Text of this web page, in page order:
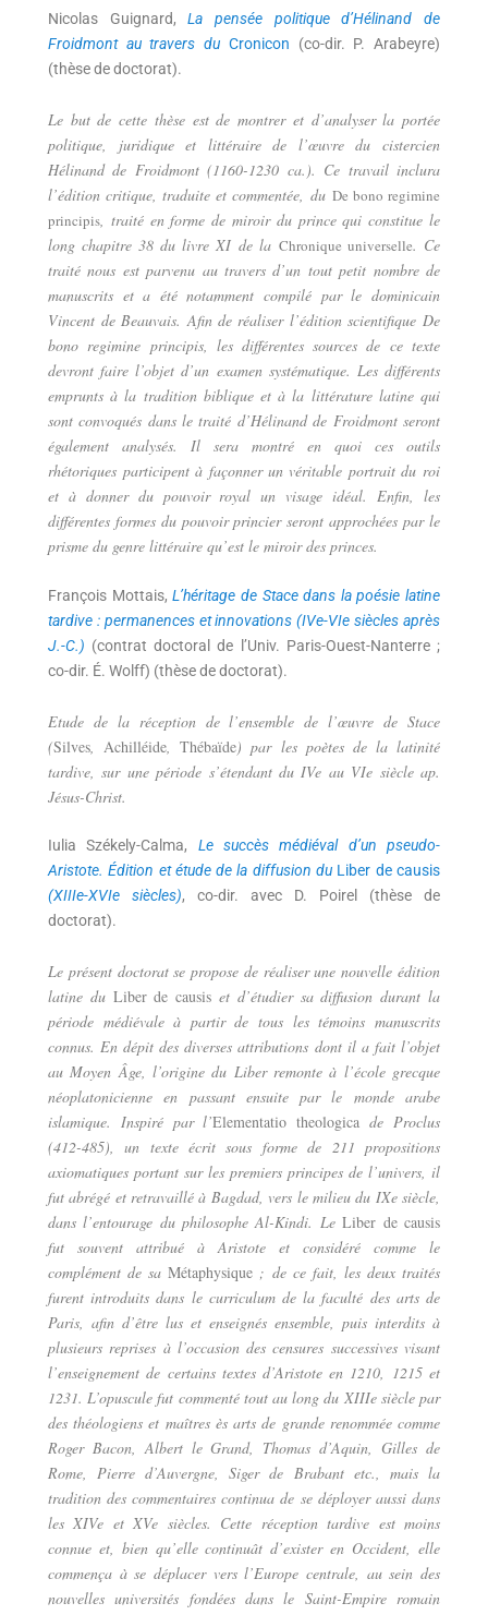
Nicolas Guignard,La pensée politique d’Hélinand de
Froidmont au travers du Cronicon (co-dir. P. Arabeyre)
(thèse de doctorat).
Le but de cette thèse est de montrer et d’analyser la portée
politique, juridique et littéraire de l’œuvre du cistercien
Hélinand de Froidmont (1160-1230 ca.). Ce travail inclura
l’édition critique, traduite et commentée, du De bono regimine
principis, traité en forme de miroir du prince qui constitue le
long chapitre 38 du livre XI de la Chronique universelle. Ce
traité nous est parvenu au travers d’un tout petit nombre de
manuscrits et a été notamment compilé par le dominicain
Vincent de Beauvais. Afin de réaliser l’édition scientifique De
bono regimine principis, les différentes sources de ce texte
devront faire l’objet d’un examen systématique. Les différents
emprunts à la tradition biblique et à la littérature latine qui
sont convoqués dans le traité d’Hélinand de Froidmont seront
également analysés. Il sera montré en quoi ces outils
rhétoriques participent à façonner un véritable portrait du roi
et à donner du pouvoir royal un visage idéal. Enfin, les
différentes formes du pouvoir princier seront approchées par le
prisme du genre littéraire qu’est le miroir des princes.
François Mottais,L’héritage de Stace dans la poésie latine
tardive : permanences et innovations (IVe-VIe siècles après
J.-C.) (contrat doctoral de l’Univ. Paris-Ouest-Nanterre ;
co-dir. É. Wolff) (thèse de doctorat).
Etude de la réception de l’ensemble de l’œuvre de Stace
(Silves Achilléide ,Thébaïde) par les poètes de la latinité
tardive, sur une période s’étendant du IVe au VIe siècle ap.
Jésus-Christ.
Iulia Székely-Calma, Le succès médiéval d’un pseudo-
Aristote. Édition et étude de la diffusion du Liber de causis
(XIIIe-XVIe siècles), co-dir. avec D. Poirel (thèse de
doctorat).
Le présent doctorat se propose de réaliser une nouvelle édition
latine du Liber de causis et d’étudier sa diffusion durant la
période médiévale à partir de tous les témoins manuscrits
connus. En dépit des diverses attributions dont il a fait l’objet
au Moyen Âge, l’origine du Liber remonte à l’école grecque
néoplatonicienne en passant ensuite par le monde arabe
islamique. Inspiré par l’Elementatio theologica de Proclus
(412-485), un texte écrit sous forme de 211 propositions
axiomatiques portant sur les premiers principes de l’univers, il
fut abrégé et retravaillé à Bagdad, vers le milieu du IXe siècle,
dans l’entourage du philosophe Al-Kindi. LeLiber de causis
fut souvent attribué à Aristote et considéré comme le
complément de saMétaphysique ; de ce fait, les deux traités
furent introduits dans le curriculum de la faculté des arts de
Paris, afin d’être lus et enseignés ensemble, puis interdits à
plusieurs reprises à l’occasion des censures successives visant
l’enseignement de certains textes d’Aristote en 1210, 1215 et
1231. L’opuscule fut commenté tout au long du XIIIe siècle par
des théologiens et maîtres ès arts de grande renommée comme
Roger Bacon, Albert le Grand, Thomas d’Aquin, Gilles de
Rome, Pierre d’Auvergne, Siger de Brabant etc., mais la
tradition des commentaires continua de se déployer aussi dans
les XIVe et XVe siècles. Cette réception tardive est moins
connue et, bien qu’elle continuât d’exister en Occident, elle
commença à se déplacer vers l’Europe centrale, au sein des
nouvelles universités fondées dans le Saint-Empire romain